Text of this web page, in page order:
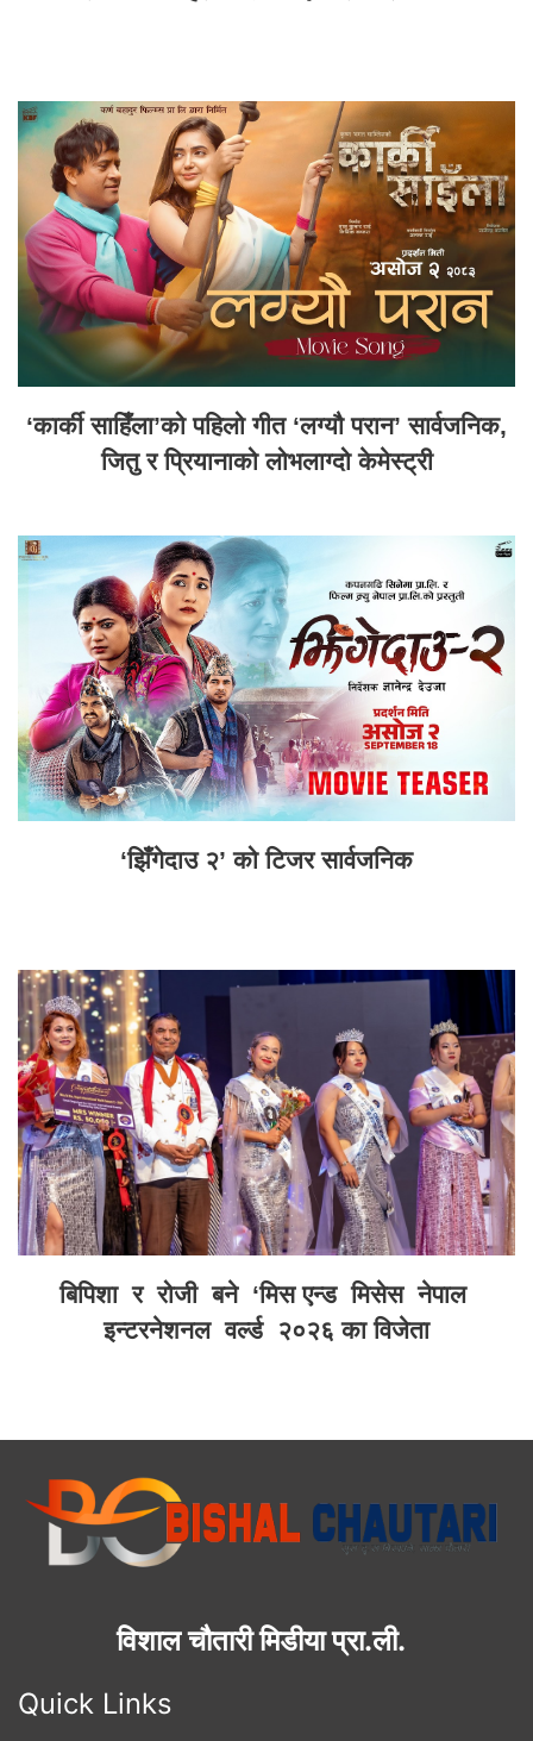
‘कार्की साहिँला’को पहिलो गीत ‘लग्यौ परान’ सार्वजनिक,
जितु र प्रियानाको लोभलाग्दो केमेस्ट्री
‘झिँगेदाउ २’ को टिजर सार्वजनिक
बिपिशा र रोजी बने ‘मिस एन्ड मिसेस नेपाल
इन्टरनेशनल वर्ल्ड २०२६ का विजेता
विशाल चौतारी मिडीया प्रा.ली.
Quick Links